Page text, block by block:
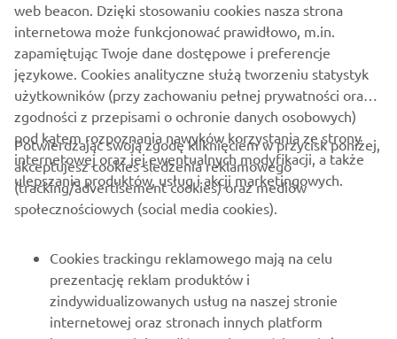
web beacon. Dzięki stosowaniu cookies nasza strona
internetowa może funkcjonować prawidłowo, m.in.
zapamiętując Twoje dane dostępowe i preferencje
językowe. Cookies analityczne służą tworzeniu statystyk
użytkowników (przy zachowaniu pełnej prywatności oraz
zgodności z przepisami o ochronie danych osobowych)
pod kątem rozpoznania nawyków korzystania ze strony
internetowej oraz jej ewentualnych modyfikacji, a także
ulepszania produktów, usług i akcji marketingowych.
Potwierdzając swoją zgodę kliknięciem w przycisk poniżej,
akceptujesz cookies śledzenia reklamowego
(tracking/advertisement cookies) oraz mediów
społecznościowych (social media cookies).
Cookies trackingu reklamowego mają na celu
prezentację reklam produktów i
zindywidualizowanych usług na naszej stronie
internetowej oraz stronach innych platform